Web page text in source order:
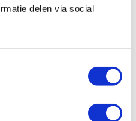
delen via social